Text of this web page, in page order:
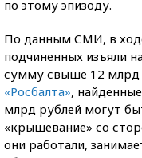
по этому эпизоду.
По данным СМИ, в
подчиненных изъяли
сумму свыше 12 млрд
«Росбалта»,
млрд рублей могут
«крышевание» со
они работали,